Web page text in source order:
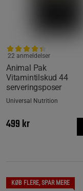
Animal Pak
Vitamintilskud 44
serveringsposer
22 anmeldelser
Universal Nutrition
499 kr
KØB FLERE, SPAR MERE